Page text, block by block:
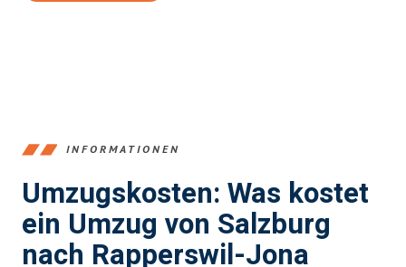
INFORMATIONEN
Umzugskosten: Was kostet
ein Umzug von Salzburg
nach Rapperswil-Jona